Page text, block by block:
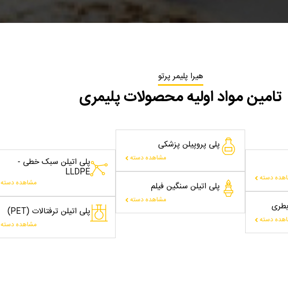
هیرا پلیمر پرتو
تامین مواد اولیه محصولات پلیمری
دسته
دسته
پلی پروپیلن پزشکی
مشاهده دسته
پلی اتیلن سنگین فیلم
مشاهده دسته
پلی اتیلن سبک خطی -
LLDPE
مشاهده دسته
پلی اتیلن ترفتالات (PET)
مشاهده دسته